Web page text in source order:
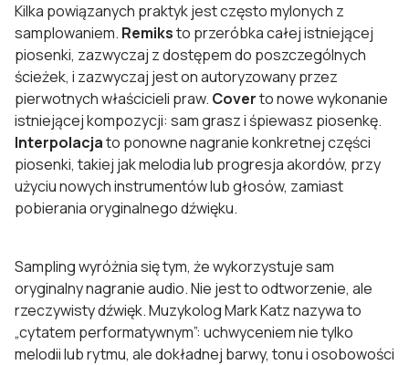
Kilka powiązanych praktyk jest często mylonych z
samplowaniem. Remiksto przeróbka całej istniejącej
piosenki, zazwyczaj z dostępem do poszczególnych
ścieżek, i zazwyczaj jest on autoryzowany przez
pierwotnych właścicieli praw. Coverto nowe wykonanie
istniejącej kompozycji: sam grasz i śpiewasz piosenkę.
Interpolacjato ponowne nagranie konkretnej części
piosenki, takiej jak melodia lub progresja akordów, przy
użyciu nowych instrumentów lub głosów, zamiast
pobierania oryginalnego dźwięku.
Sampling wyróżnia się tym, że wykorzystuje sam
oryginalny nagranie audio. Nie jest to odtworzenie, ale
rzeczywisty dźwięk. Muzykolog Mark Katz nazywa to
„cytatem performatywnym”: uchwyceniem nie tylko
melodii lub rytmu, ale dokładnej barwy, tonu i osobowości